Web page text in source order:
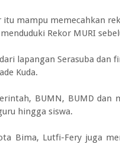
mampu memecahkan
Rekor MURI
lapangan Serasuba dan
Kuda.
BUMN, BUMD dan
hingga siswa.
Bima, Lutfi-Fery juga